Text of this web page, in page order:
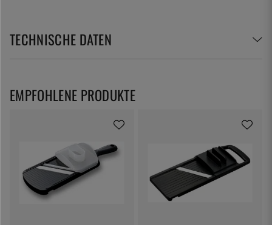
TECHNISCHE DATEN
EMPFOHLENE PRODUKTE